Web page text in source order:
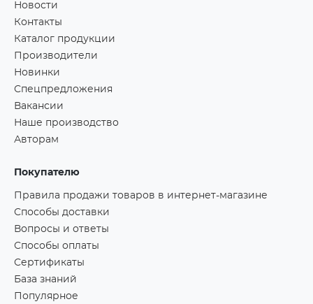
Новости
Контакты
Каталог продукции
Производители
Новинки
Спецпредложения
Вакансии
Наше производство
Авторам
Покупателю
Правила продажи товаров в интернет-магазине
Способы доставки
Вопросы и ответы
Способы оплаты
Сертификаты
База знаний
Популярное